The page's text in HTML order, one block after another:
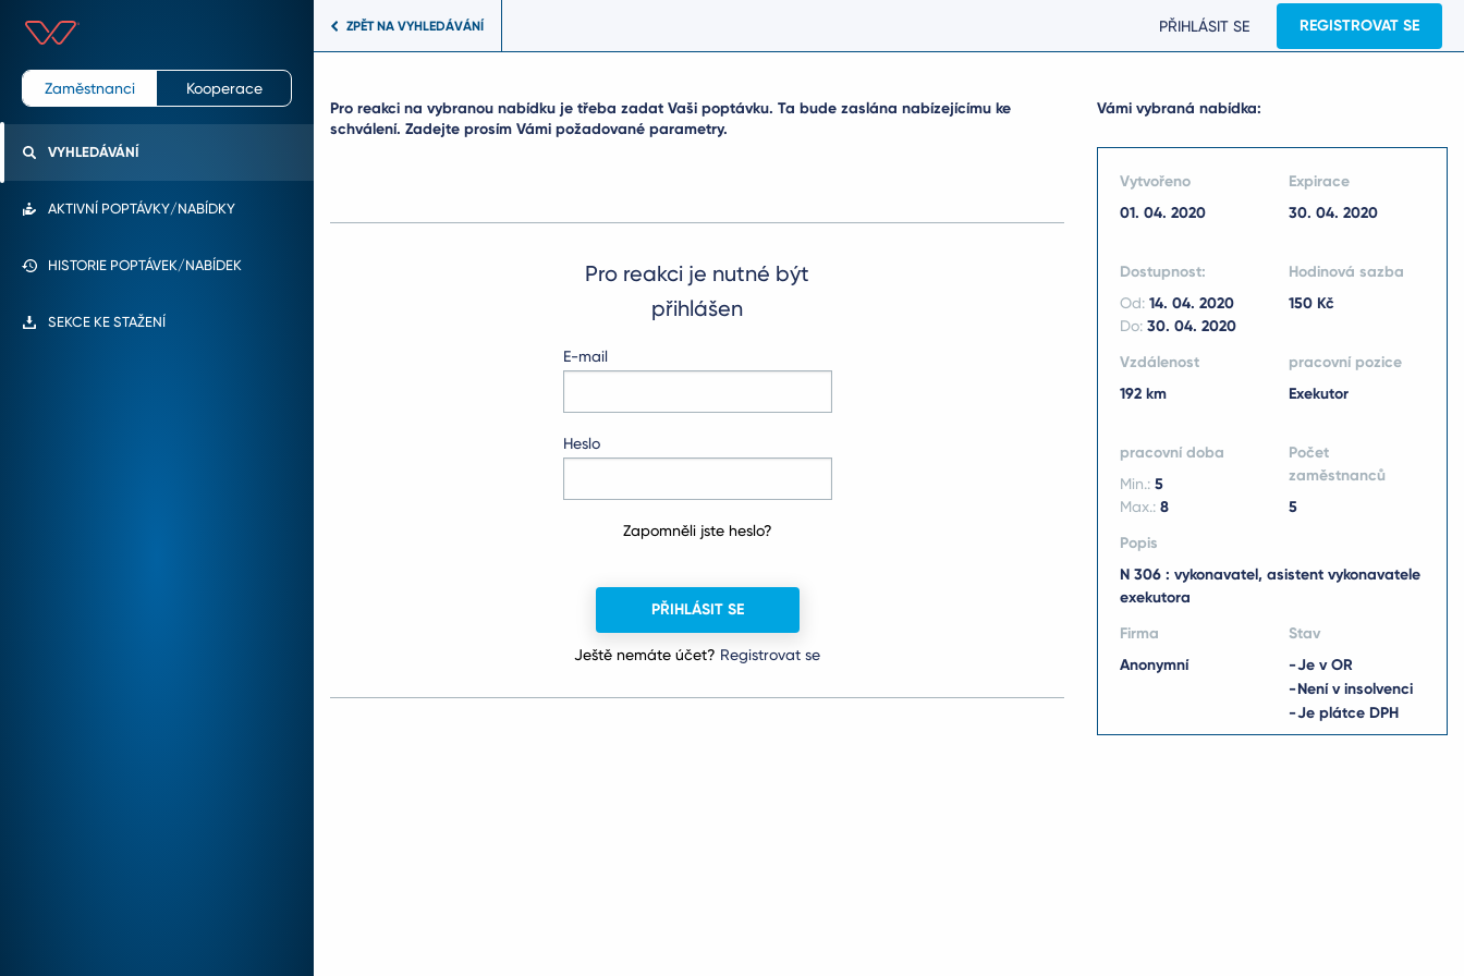
Zaměstnanci Kooperace
VYHLEDÁVÁNÍ
AKTIVNÍ POPTÁVKY/NABÍDKY
HISTORIE POPTÁVEK/NABÍDEK
SEKCE KE STAŽENÍ
ZPĚT NA VYHLEDÁVÁNÍ PŘIHLÁSIT SE REGISTROVAT SE
Pro reakci na vybranou nabídku je třeba zadat Vaši poptávku. Ta bude zaslána nabízejícímu ke
schválení. Zadejte prosím Vámi požadované parametry.
Pro reakci je nutné být
přihlášen
E-mail
Heslo
Zapomněli jste heslo?
PŘIHLÁSIT SE
Ještě nemáte účet? Registrovat se
Vámi vybraná nabídka:
Vytvořeno
01. 04. 2020
Expirace
30. 04. 2020
Dostupnost:
Od: 14. 04. 2020
Do: 30. 04. 2020
Hodinová sazba
150 Kč
Vzdálenost
192 km
pracovní pozice
Exekutor
pracovní doba
Min.: 5
Max.: 8
Počet
zaměstnanců
5
Popis
N 306 : vykonavatel, asistent vykonavatele
exekutora
Firma
Anonymní
Stav
Je v OR
Není v insolvenci
Je plátce DPH